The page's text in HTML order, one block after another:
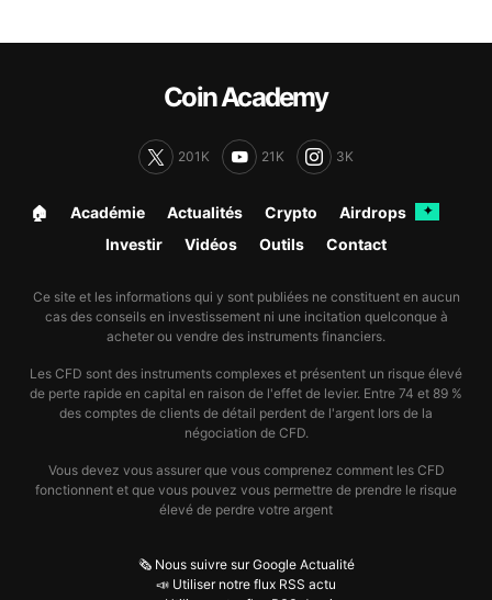
Coin Academy
201K 21K 3K
🏠︎ Académie Actualités Crypto Airdrops ✦
Investir Vidéos Outils Contact
Ce site et les informations qui y sont publiées ne constituent en aucun
cas des conseils en investissement ni une incitation quelconque à
acheter ou vendre des instruments financiers.
Les CFD sont des instruments complexes et présentent un risque élevé
de perte rapide en capital en raison de l'effet de levier. Entre 74 et 89 %
des comptes de clients de détail perdent de l'argent lors de la
négociation de CFD.
Vous devez vous assurer que vous comprenez comment les CFD
fonctionnent et que vous pouvez vous permettre de prendre le risque
élevé de perdre votre argent
🗞️ Nous suivre sur Google Actualité
📣 Utiliser notre flux RSS actu